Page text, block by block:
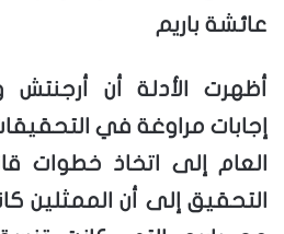
عائشة باريم
أظهرت الأدلة أن
إجابات مراوغة في
العام إلى اتخاذ خطوات
التحقيق إلى أن الممثلين